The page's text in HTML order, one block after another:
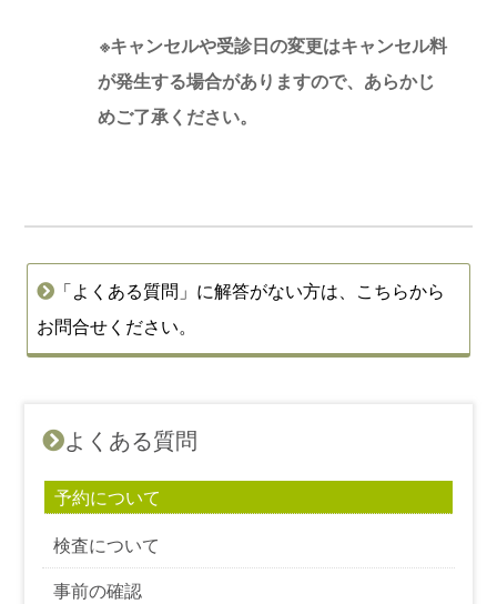
※キャンセルや受診日の変更はキャンセル料
が発生する場合がありますので、あらかじ
めご了承ください。
「よくある質問」に解答がない方は、こちらから
お問合せください。
よくある質問
予約について
検査について
事前の確認